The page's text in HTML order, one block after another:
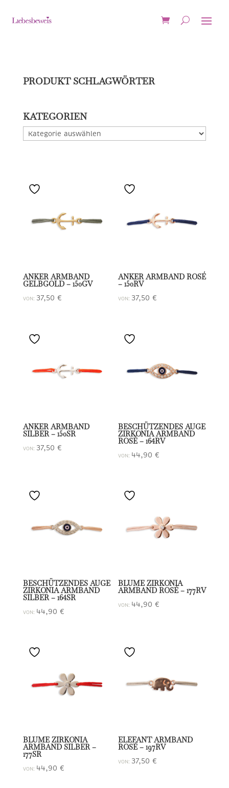
PRODUKT SCHLAGWÖRTER
KATEGORIEN
ANKER ARMBAND
GELBGOLD – 150GV
VON: 37,50 €
ANKER ARMBAND ROSÉ
– 150RV
VON: 37,50€
ANKER ARMBAND
SILBER – 150SR
VON: 37,50 €
BESCHÜTZENDES AUGE
ZIRKONIA ARMBAND
ROSÉ – 164RV
VON: 44,90€
BESCHÜTZENDES AUGE
ZIRKONIA ARMBAND
SILBER – 164SR
VON: 44,90 €
BLUME ZIRKONIA
ARMBAND ROSÉ – 177RV
VON: 44,90€
BLUME ZIRKONIA
ARMBAND SILBER –
177SR
VON: 44,90 €
ELEFANT ARMBAND
ROSÉ – 197RV
VON: 37,50€